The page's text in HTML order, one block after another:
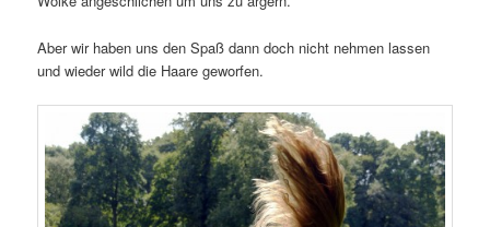
Aber wir haben uns den Spaß dann doch nicht nehmen lassen
und wieder wild die Haare geworfen.